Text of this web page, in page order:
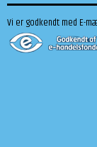
Vi er godkendt med E-